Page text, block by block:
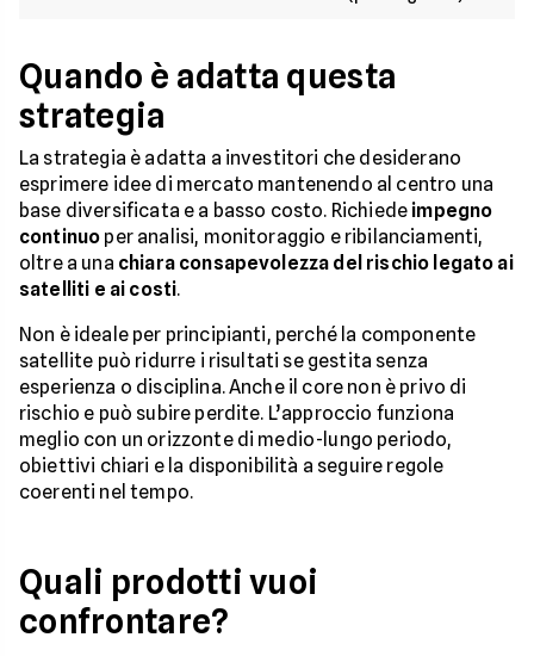
Quando è adatta questa
strategia
La strategia è adatta a investitori che desiderano
esprimere idee di mercato mantenendo al centro una
base diversificata e a basso costo. Richiede impegno
continuo per analisi, monitoraggio e ribilanciamenti,
oltre a una chiara consapevolezza del rischio legato ai
satelliti e ai costi.
Non è ideale per principianti, perché la componente
satellite può ridurre i risultati se gestita senza
esperienza o disciplina. Anche il core non è privo di
rischio e può subire perdite. L’approccio funziona
meglio con un orizzonte di medio-lungo periodo,
obiettivi chiari e la disponibilità a seguire regole
coerenti nel tempo.
Quali prodotti vuoi
confrontare?